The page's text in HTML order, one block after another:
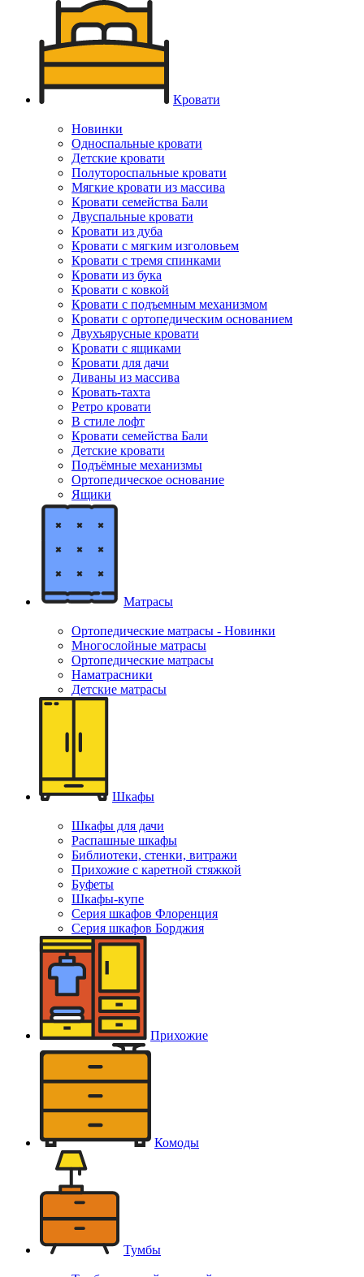
Кровати
Новинки
Односпальные кровати
Детские кровати
Полутороспальные кровати
Мягкие кровати из массива
Кровати семейства Бали
Двуспальные кровати
Кровати из дуба
Кровати с мягким изголовьем
Кровати с тремя спинками
Кровати из бука
Кровати с ковкой
Кровати с подъемным механизмом
Кровати с ортопедическим основанием
Двухъярусные кровати
Кровати с ящиками
Кровати для дачи
Диваны из массива
Кровать-тахта
Ретро кровати
В стиле лофт
Кровати семейства Бали
Детские кровати
Подъёмные механизмы
Ортопедическое основание
Ящики
Матрасы
Ортопедические матрасы - Новинки
Многослойные матрасы
Ортопедические матрасы
Наматрасники
Детские матрасы
Шкафы
Шкафы для дачи
Распашные шкафы
Библиотеки, стенки, витражи
Прихожие с каретной стяжкой
Буфеты
Шкафы-купе
Серия шкафов Флоренция
Серия шкафов Борджия
Прихожие
Комоды
Тумбы